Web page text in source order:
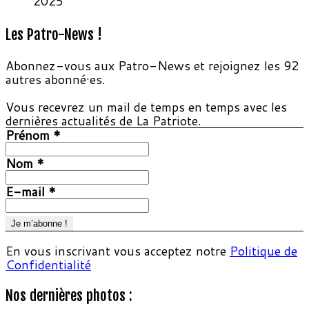
Les Patro-News !
Abonnez-vous aux Patro-News et rejoignez les 92
autres abonné·es.
Vous recevrez un mail de temps en temps avec les
dernières actualités de La Patriote.
Prénom *
Nom *
E-mail *
En vous inscrivant vous acceptez notre Politique de
Confidentialité
Nos dernières photos :